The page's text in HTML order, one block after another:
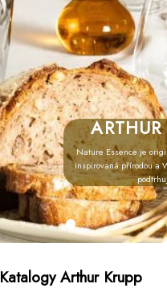
ARTHUR
Nature Essence je
inspirovaná přírodou a
Katalogy Arthur Krupp